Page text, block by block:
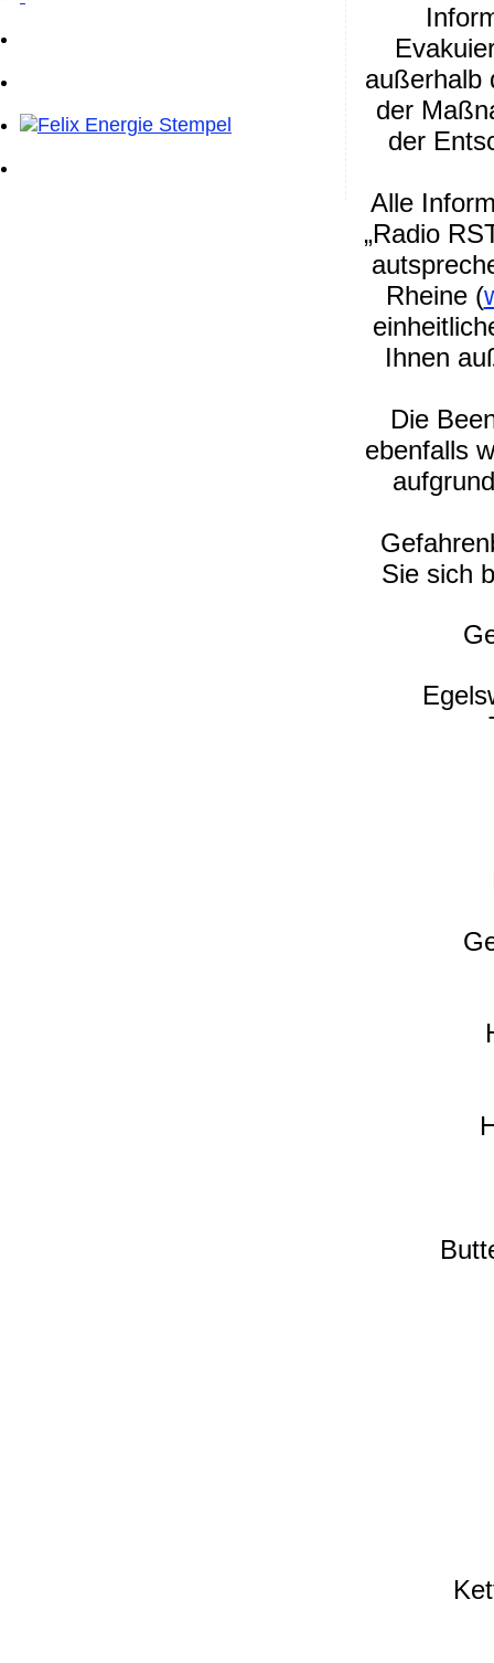
außerhalb
der
der
Alle
„Radio
Rheine (
Ihnen
Die
ebenfalls
Sie sich